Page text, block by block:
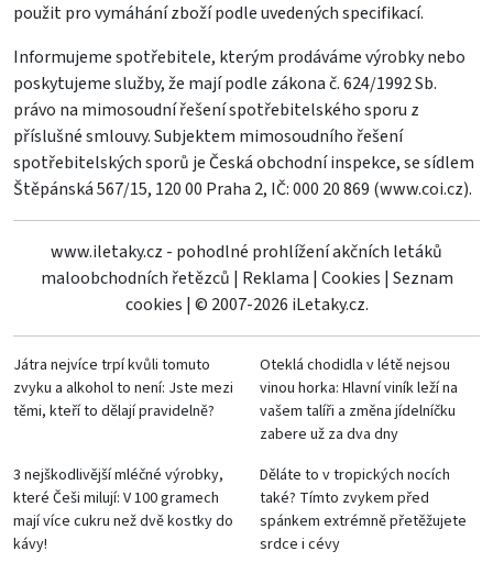
použit pro vymáhání zboží podle uvedených specifikací.
Informujeme spotřebitele, kterým prodáváme výrobky nebo
poskytujeme služby, že mají podle zákona č. 624/1992 Sb.
právo na mimosoudní řešení spotřebitelského sporu z
příslušné smlouvy. Subjektem mimosoudního řešení
spotřebitelských sporů je Česká obchodní inspekce, se sídlem
Štěpánská 567/15, 120 00 Praha 2, IČ: 000 20 869 (www.coi.cz).
www.iletaky.cz - pohodlné prohlížení akčních letáků
maloobchodních řetězců | Reklama | Cookies | Seznam
cookies | © 2007-2026 iLetaky.cz.
Játra nejvíce trpí kvůli tomuto
zvyku a alkohol to není: Jste mezi
těmi, kteří to dělají pravidelně?
Oteklá chodidla v létě nejsou
vinou horka: Hlavní viník leží na
vašem talíři a změna jídelníčku
zabere už za dva dny
3 nejškodlivější mléčné výrobky,
které Češi milují: V 100 gramech
mají více cukru než dvě kostky do
kávy!
Děláte to v tropických nocích
také? Tímto zvykem před
spánkem extrémně přetěžujete
srdce i cévy